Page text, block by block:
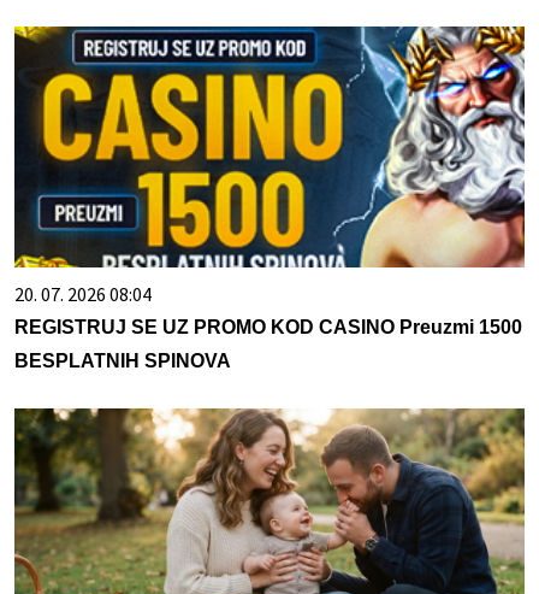
20. 07. 2026 08:04
REGISTRUJ SE UZ PROMO KOD CASINO Preuzmi 1500
BESPLATNIH SPINOVA